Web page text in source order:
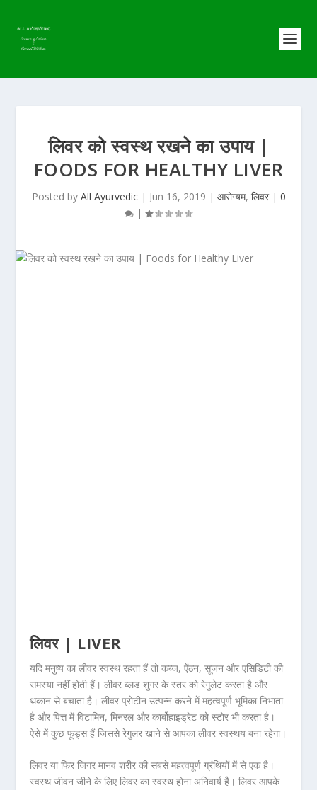
लिवर को स्वस्थ रखने का उपाय |
FOODS FOR HEALTHY LIVER
Posted by All Ayurvedic| Jun 16, 2019 | आरोग्यम, लिवर| 0
|
लिवर | LIVER
यदि मनुष्य का लीवर स्वस्थ रहता हैं तो कब्ज, ऐंठन, सूजन और एसिडिटी की
समस्या नहीं होती हैं। लीवर ब्लड शुगर के स्तर को रेगुलेट करता है और
थकान से बचाता है। लीवर प्रोटीन उत्पन्न करने में महत्वपूर्ण भूमिका निभाता
है और पित्त में विटामिन, मिनरल और कार्बोहाइड्रेट को स्टोर भी करता है।
ऐसे में कुछ फूड्स हैं जिससे रेगुलर खाने से आपका लीवर स्वस्थय बना रहेगा।
लिवर या फिर जिगर मानव शरीर की सबसे महत्वपूर्ण ग्रंथियों में से एक है।
स्वस्थ जीवन जीने के लिए लिवर का स्वस्थ होना अनिवार्य है। लिवर आपके